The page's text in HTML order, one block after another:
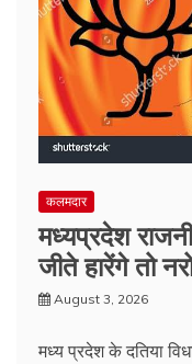
कलमदार
मध्यप्रदेश
जीते हारेंगे तो
August 3, 2026
मध्य प्रदेश के दतिया